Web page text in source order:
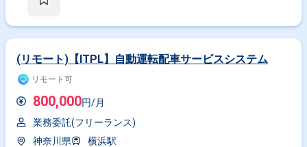
(リモート)【ITPL】自動運転配車サービスシステム
リモート可
800,000円/月
業務委託(フリーランス)
神奈川県
横浜駅